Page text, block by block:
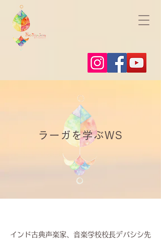
ラーガを学ぶWS
インド古典声楽家、音楽学校校長デバシシ先